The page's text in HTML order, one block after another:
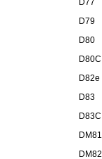
D77
D79
D80
D80C
D82e
D83
D83C
DM81
DM82